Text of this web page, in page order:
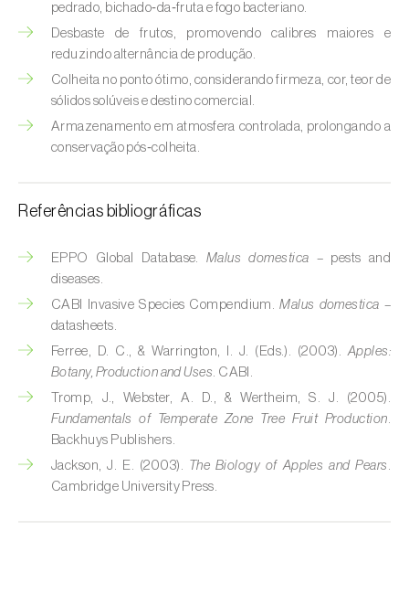
Diospireiro ( Diospyros spp.)
Dracena (Dracaena spp.)
Endívia (Cichorium intybus)
Ervilha (Pisum sativum)
Espinafre (Spinacia oleracea
Fava (Vicia faba)
Feijão-comum ( Phaseolus vulgaris
Feijão-frade (
Feijoa (Feijoa sellowiana )
Figueira (Ficus carica)
Framboesa ( Rubus idaeus )
Framboesa preta (Rubus occidentalis
pedrado, bichado‑da‑fruta e fogo bacteriano.
Desbaste de frutos, promovendo calibres maiores e
reduzindo alternância de produção.
Colheita no ponto ótimo, considerando firmeza, cor, teor de
sólidos solúveis e destino comercial.
Armazenamento em atmosfera controlada, prolongando a
conservação pós‑colheita.
Referências bibliográficas
EPPO Global Database.Malus domestica – pests and
diseases.
CABI Invasive Species Compendium.Malus domestica –
datasheets.
Ferree, D. C., & Warrington, I. J. (Eds.). (2003). Apples:
Botany, Production and Uses . CABI.
Tromp, J., Webster, A. D., & Wertheim, S. J. (2005).
Fundamentals of Temperate Zone Tree Fruit Production
Backhuys Publishers.
Jackson, J. E. (2003).
The Biology of Apples and Pears
Cambridge University Press.